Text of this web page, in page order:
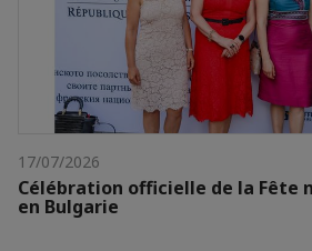
17/07/2026
Célébration officielle de la Fête
en Bulgarie